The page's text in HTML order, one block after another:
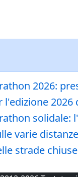
2026:
2026
solidale:
varie
strade